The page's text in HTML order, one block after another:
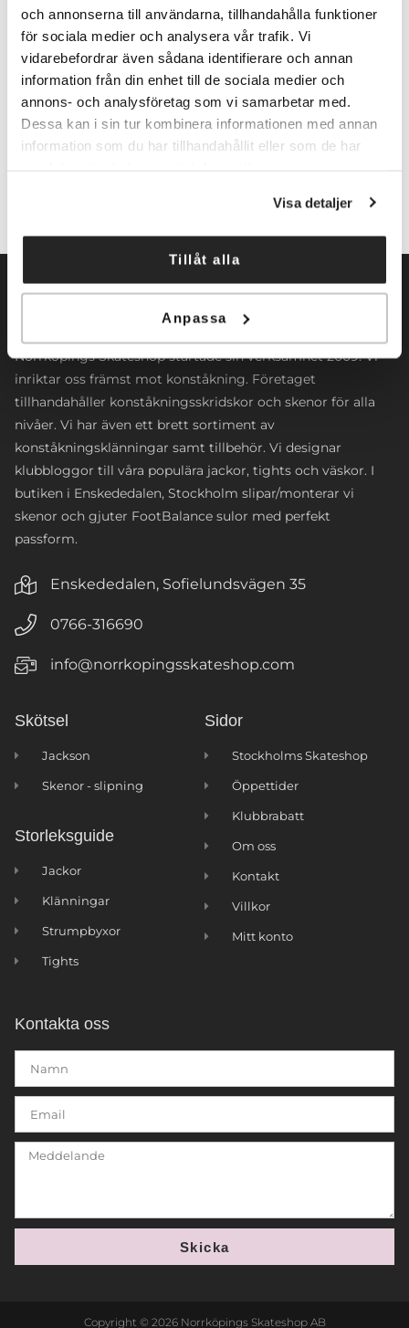
och annonserna till användarna, tillhandahålla funktioner
för sociala medier och analysera vår trafik. Vi
vidarebefordrar även sådana identifierare och annan
information från din enhet till de sociala medier och
annons- och analysföretag som vi samarbetar med.
Dessa kan i sin tur kombinera informationen med annan
information som du har tillhandahållit eller som de har
Visa detaljer
Tillåt alla
Anpassa
Storlekar (dräkter)
Lägg till i varukorg
Norrköpings Skateshop startade sin verksamhet 2009. Vi
inriktar oss främst mot konståkning. Företaget
tillhandahåller konståkningsskridskor och skenor för alla
nivåer. Vi har även ett brett sortiment av
konståkningsklänningar samt tillbehör. Vi designar
klubbloggor till våra populära jackor, tights och väskor. I
butiken i Enskededalen, Stockholm slipar/monterar vi
skenor och gjuter FootBalance sulor med perfekt
passform.
Enskededalen, Sofielundsvägen 35
0766-316690
info@norrkopingsskateshop.com
Skötsel
Jackson
Skenor - slipning
Storleksguide
Jackor
Klänningar
Strumpbyxor
Tights
Sidor
Stockholms Skateshop
Öppettider
Klubbrabatt
Om oss
Kontakt
Villkor
Mitt konto
Kontakta oss
Skicka
Copyright © 2026 Norrköpings Skateshop AB